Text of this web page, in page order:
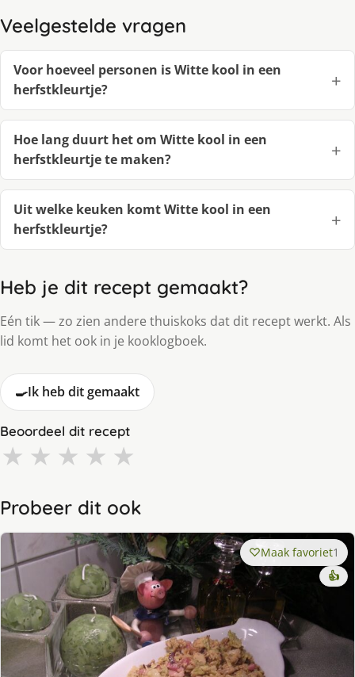
Veelgestelde vragen
Voor hoeveel personen is Witte kool in een
herfstkleurtje?
Hoe lang duurt het om Witte kool in een
herfstkleurtje te maken?
Uit welke keuken komt Witte kool in een
herfstkleurtje?
Heb je dit recept gemaakt?
Eén tik — zo zien andere thuiskoks dat dit recept werkt. Als
lid komt het ook in je kooklogboek.
🍳Ik heb dit gemaakt
Beoordeel dit recept
★ ★ ★ ★ ★
Probeer dit ook
Maak favoriet1
👍